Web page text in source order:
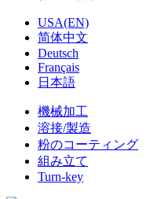
USA(EN)
简体中文
Deutsch
Français
日本語
機械加工
溶接/製造
粉のコーティング
組み立て
Turn-key